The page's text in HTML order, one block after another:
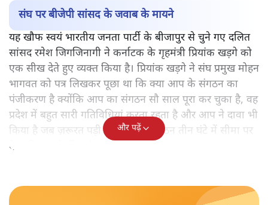
संघ पर बीजेपी सांसद के जवाब के मायने
यह खौफ स्वयं भारतीय जनता पार्टी के बीजापुर से चुने गए दलित
सांसद रमेश जिगजिनागी ने कर्नाटक के गृहमंत्री प्रियांक खड़गे को
एक सीख देते हुए व्यक्त किया है। प्रियांक खड़गे ने संघ प्रमुख मोहन
भागवत को पत्र लिखकर पूछा था कि क्या आप के संगठन का
पंजीकरण है क्योंकि आप का संगठन सौ साल पूरा कर चुका है, वह
प्रदेश में बहुत सारी गतिविधियां करता रहता है और आप ने दावा भी
किया है जब ज़रूरत पड़ी तो आप का संगठन तीन घंटे में सीमा पर
देश की रक्षा के लिए तैनाती कर सकता है।
और पढ़ें